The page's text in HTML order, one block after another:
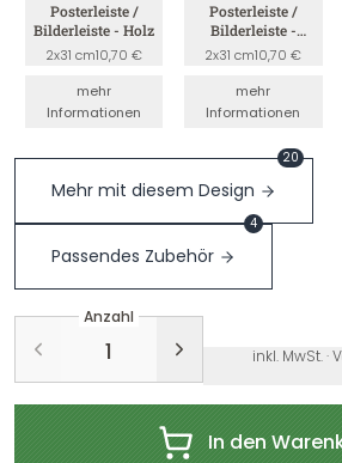
Posterleiste /
Bilderleiste - Holz
2x31 cm10,70 €
mehr
Informationen
Posterleiste /
Bilderleiste -
Schwarz
2x31 cm10,70 €
mehr
Informationen
Mehr mit diesem Design
20
Passendes Zubehör
4
Anzahl
inkl. MwSt.
In den